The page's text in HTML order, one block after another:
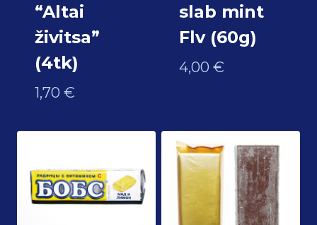
“Altai
živitsa”
(4tk)
1,70 €
slab mint
Flv (60g)
4,00 €